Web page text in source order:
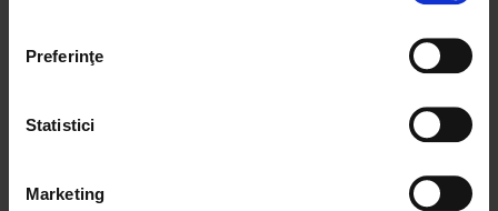
process your information.
Preferinţe
Statistici
Marketing
România.